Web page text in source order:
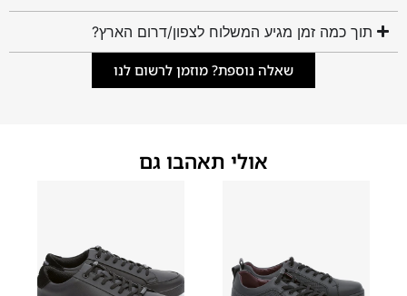
תוך כמה זמן מגיע המשלוח לצפון/דרום הארץ?
שאלה נוספת? מוזמן לרשום לנו
אולי תאהבו גם